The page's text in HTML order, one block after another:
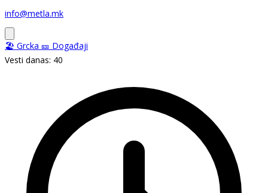
info@metla.mk
🏖️ Grcka 🎫 Događaji
Vesti danas: 40